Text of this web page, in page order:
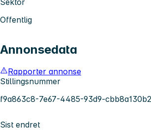
Offentlig
Annonsedata
Rapporter annonse
Stillingsnummer
f9a863c8-7e67-4485-93d9-
Sist endret